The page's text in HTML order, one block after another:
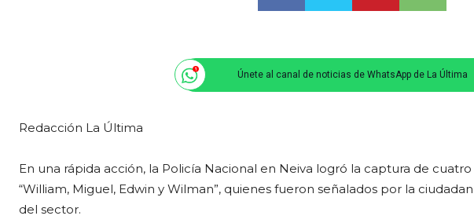
Únete al canal de noticias de WhatsApp de La Última
Redacción La Última
En una rápida acción, la Policía Nacional en Neiva logró la captura de
“William, Miguel, Edwin y Wilman”, quienes fueron señalados por la
del sector.